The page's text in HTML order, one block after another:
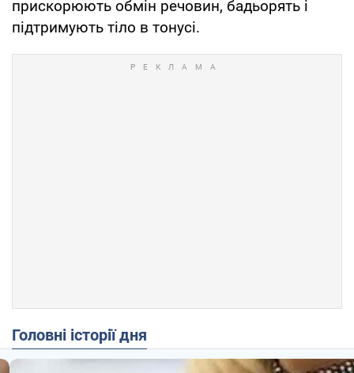
прискорюють обмін речовин, бадьорять і
підтримують тіло в тонусі.
Головні історії дня